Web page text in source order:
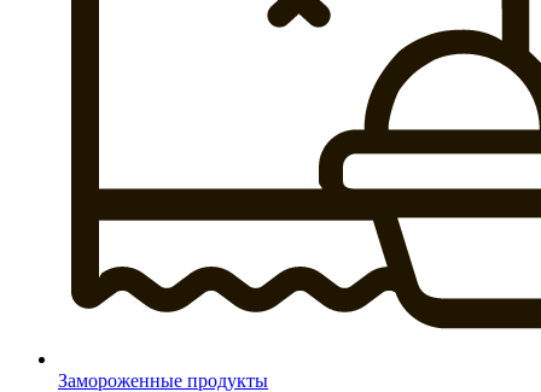
Замороженные продукты